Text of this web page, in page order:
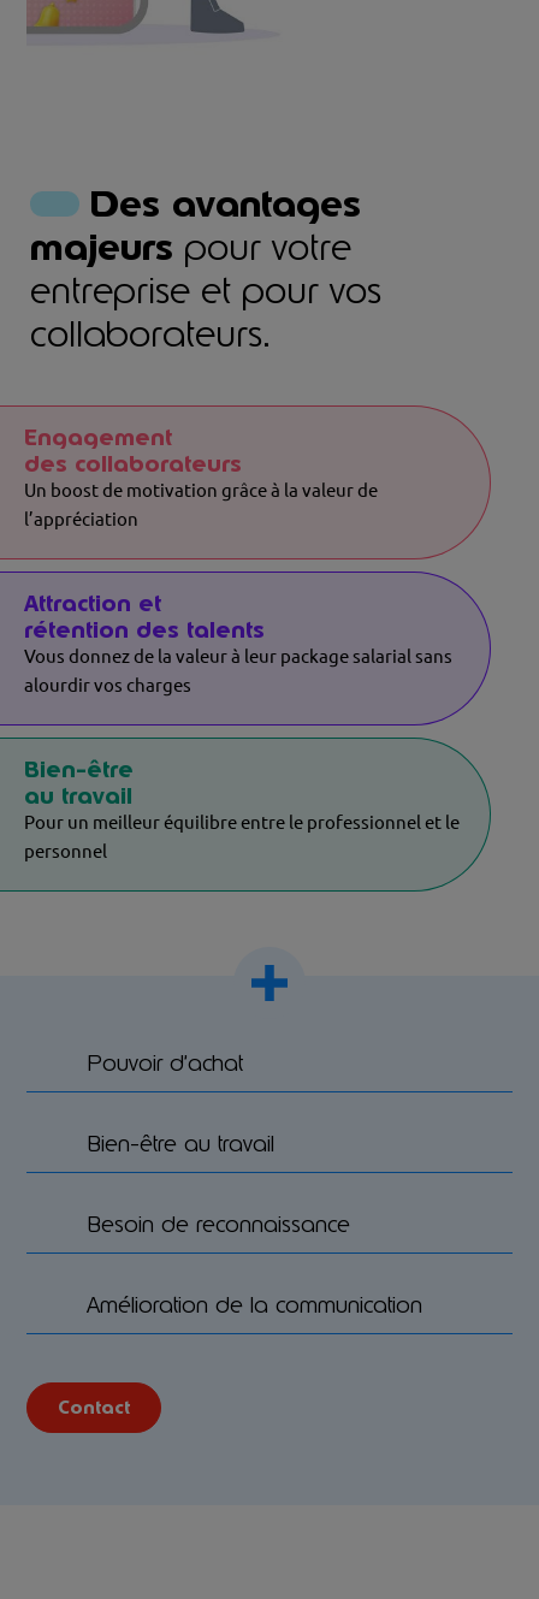
2:03
Des avantages
majeurs pour votre
entreprise et pour vos
collaborateurs.
Engagement
des collaborateurs
Un boost de motivation grâce à la valeur de
l’appréciation
Attraction et
rétention des talents
Vous donnez de la valeur à leur package salarial sans
alourdir vos charges
Bien-être
au travail
Pour un meilleur équilibre entre le professionnel et le
personnel
Pouvoir d’achat
Bien-être au travail
Besoin de reconnaissance
Amélioration de la communication
Contact